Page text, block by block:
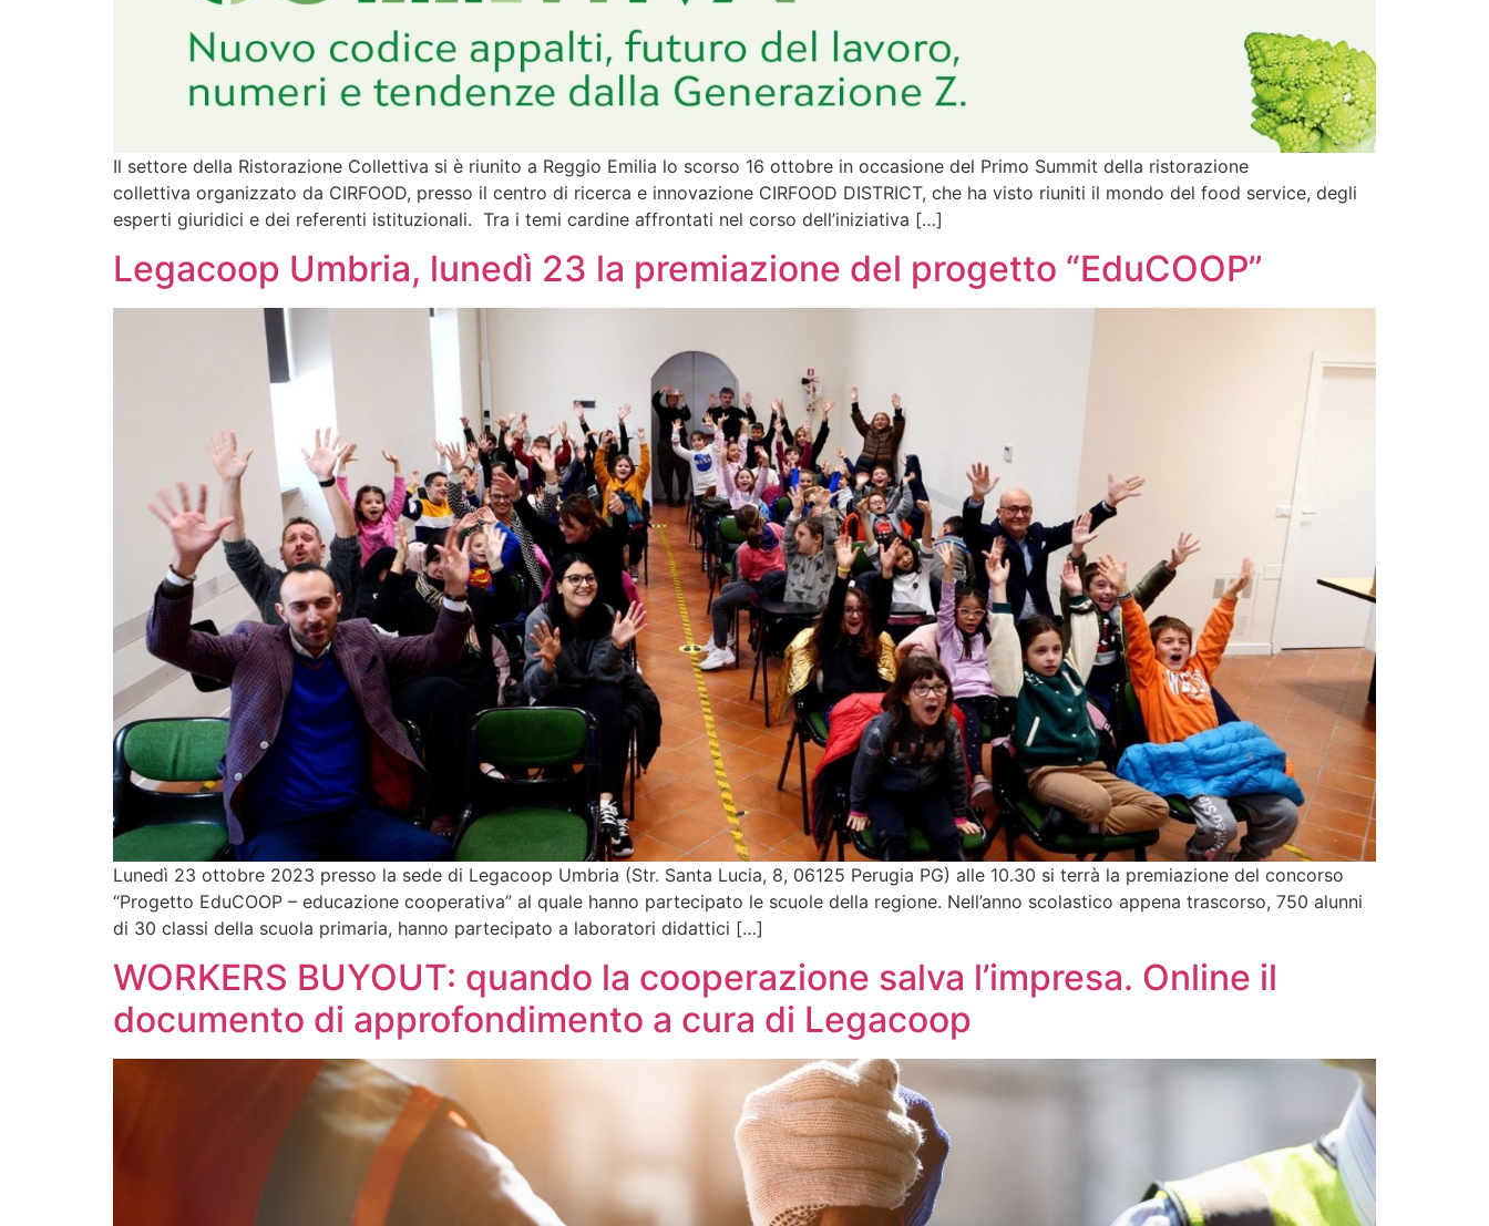
Il settore della Ristorazione Collettiva si è riunito a Reggio Emilia lo scorso 16 ottobre in occasione del Primo Summit della ristorazione
collettiva organizzato da CIRFOOD, presso il centro di ricerca e innovazione CIRFOOD DISTRICT, che ha visto riuniti il mondo del food service, degli
esperti giuridici e dei referenti istituzionali. Tra i temi cardine affrontati nel corso dell’iniziativa […]
Legacoop Umbria, lunedì 23 la premiazione del progetto “EduCOOP”
Lunedì 23 ottobre 2023 presso la sede di Legacoop Umbria (Str. Santa Lucia, 8, 06125 Perugia PG) alle 10.30 si terrà la premiazione del concorso
“Progetto EduCOOP – educazione cooperativa” al quale hanno partecipato le scuole della regione. Nell’anno scolastico appena trascorso, 750 alunni
di 30 classi della scuola primaria, hanno partecipato a laboratori didattici […]
WORKERS BUYOUT: quando la cooperazione salva l’impresa. Online il
documento di approfondimento a cura di Legacoop